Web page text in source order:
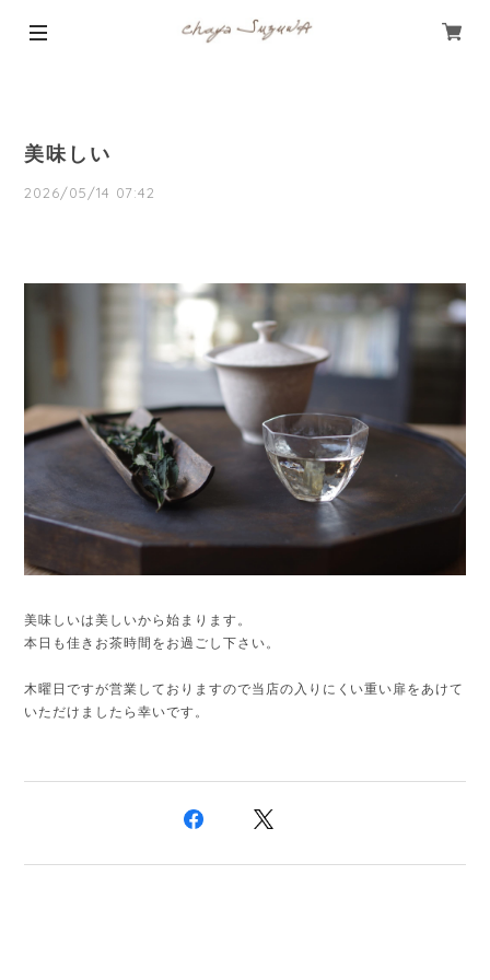
美味しい
2026/05/14 07:42
美味しいは美しいから始まります。
本日も佳きお茶時間をお過ごし下さい。
木曜日ですが営業しておりますので当店の入りにくい重い扉をあけて
いただけましたら幸いです。